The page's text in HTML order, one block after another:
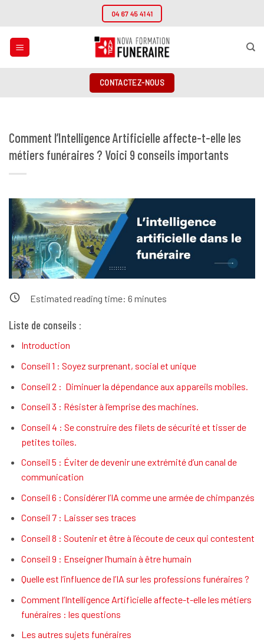
contenu
04 67 45 41 41
CONTACTEZ-NOUS
Comment l’Intelligence Artificielle affecte-t-elle les
métiers funéraires ? Voici 9 conseils importants
Estimated reading time: 6 minutes
Liste de conseils :
Introduction
Conseil 1 : Soyez surprenant, social et unique
Conseil 2 : Diminuer la dépendance aux appareils mobiles.
Conseil 3 : Résister à l’emprise des machines.
Conseil 4 : Se construire des filets de sécurité et tisser de
petites toiles.
Conseil 5 : Éviter de devenir une extrémité d’un canal de
communication
Conseil 6 : Considérer l’IA comme une armée de chimpanzés
Conseil 7 : Laisser ses traces
Conseil 8 : Soutenir et être à l’écoute de ceux qui contestent
Conseil 9 : Enseigner l’humain à être humain
Quelle est l’influence de l’IA sur les professions funéraires ?
Comment l’Intelligence Artificielle affecte-t-elle les métiers
funéraires : les questions
Les autres sujets funéraires